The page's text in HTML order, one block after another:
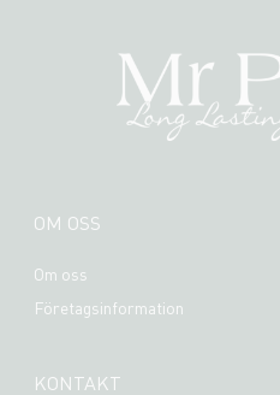
OM OSS
Om oss
Företagsinformation
KONTAKT